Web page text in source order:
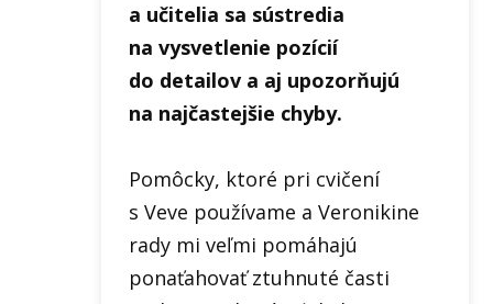
a učitelia sa sústredia
na vysvetlenie pozícií
do detailov a aj upozorňujú
na najčastejšie chyby.
Pomôcky, ktoré pri cvičení
s Veve používame a Veronikine
rady mi veľmi pomáhajú
ponaťahovať ztuhnuté časti